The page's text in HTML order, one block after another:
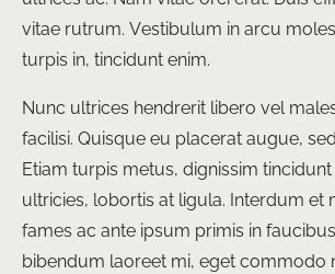
vitae rutrum. Vestibulum in arcu
turpis in, tincidunt enim.
Nunc ultrices hendrerit libero vel
facilisi. Quisque eu placerat augue,
Etiam turpis metus, dignissim
ultricies, lobortis at ligula. Interdum et
fames ac ante ipsum primis in
bibendum laoreet mi, eget commodo